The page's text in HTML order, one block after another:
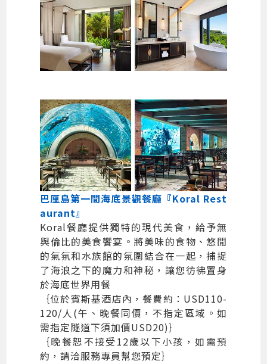
巴厘島第一間海底景觀餐廳『Koral Rest
aurant』
Koral餐廳提供獨特的現代美食，給予無
與倫比的美食饗宴。將美味的食物、悠閒
的氣氛和水族館的氛圍結合在一起，捕捉
了海浪之下的魔力和神秘，讓您彷彿置身
於海底世界用餐
｛位於賓斯基酒店內，餐費約：USD110-
120/人(午、晚餐同價，不指定區域。如
需指定隧道下須加價USD20)｝
｛晚餐恕不接受12歲以下小孩，如需預
約，請洽服務專員幫您預定｝